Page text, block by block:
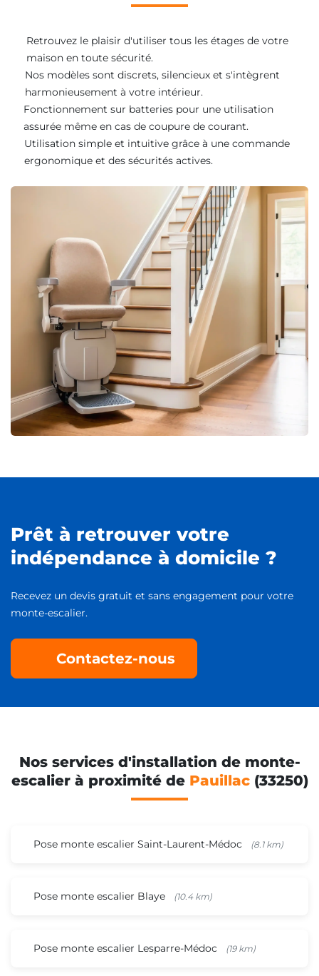
Retrouvez le plaisir d'utiliser tous les étages de votre
maison en toute sécurité.
Nos modèles sont discrets, silencieux et s'intègrent
harmonieusement à votre intérieur.
Fonctionnement sur batteries pour une utilisation
assurée même en cas de coupure de courant.
Utilisation simple et intuitive grâce à une commande
ergonomique et des sécurités actives.
Prêt à retrouver votre
indépendance à domicile ?
Recevez un devis gratuit et sans engagement pour votre
monte-escalier.
Contactez-nous
Nos services d'installation de monte-
escalier à proximité de Pauillac(33250)
Pose monte escalier Saint-Laurent-Médoc (8.1 km)
Pose monte escalier Blaye (10.4 km)
Pose monte escalier Lesparre-Médoc (19 km)